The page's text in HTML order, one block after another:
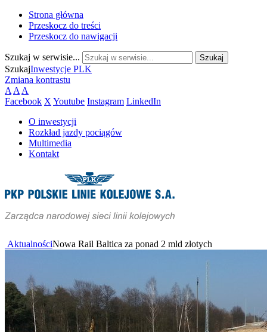
Strona główna
Przeskocz do treści
Przeskocz do nawigacji
Szukaj w serwisie...
SzukajInwestycje PLK
Zmiana kontrastu
A A A
Facebook X Youtube Instagram LinkedIn
O inwestycji
Rozkład jazdy pociągów
Multimedia
Kontakt
AktualnościNowa Rail Baltica za ponad 2 mld złotych